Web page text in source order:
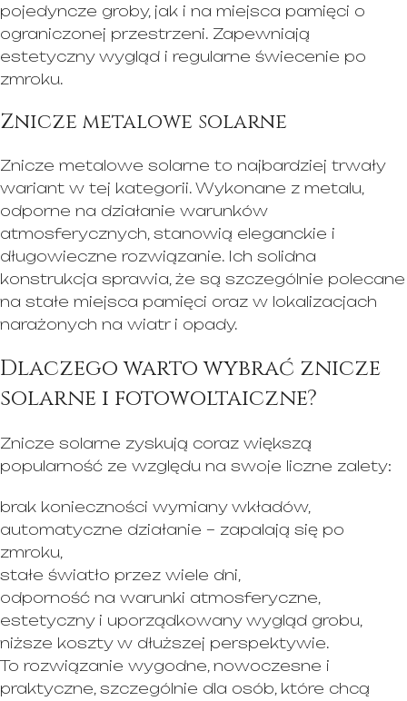
pojedyncze groby, jak i na miejsca pamięci o
ograniczonej przestrzeni. Zapewniają
estetyczny wygląd i regularne świecenie po
zmroku.
Znicze metalowe solarne
Znicze metalowe solarne to najbardziej trwały
wariant w tej kategorii. Wykonane z metalu,
odporne na działanie warunków
atmosferycznych, stanowią eleganckie i
długowieczne rozwiązanie. Ich solidna
konstrukcja sprawia, że są szczególnie polecane
na stałe miejsca pamięci oraz w lokalizacjach
narażonych na wiatr i opady.
Dlaczego warto wybrać znicze
solarne i fotowoltaiczne?
Znicze solarne zyskują coraz większą
popularność ze względu na swoje liczne zalety:
brak konieczności wymiany wkładów,
automatyczne działanie – zapalają się po
zmroku,
stałe światło przez wiele dni,
odporność na warunki atmosferyczne,
estetyczny i uporządkowany wygląd grobu,
niższe koszty w dłuższej perspektywie.
To rozwiązanie wygodne, nowoczesne i
praktyczne, szczególnie dla osób, które chcą